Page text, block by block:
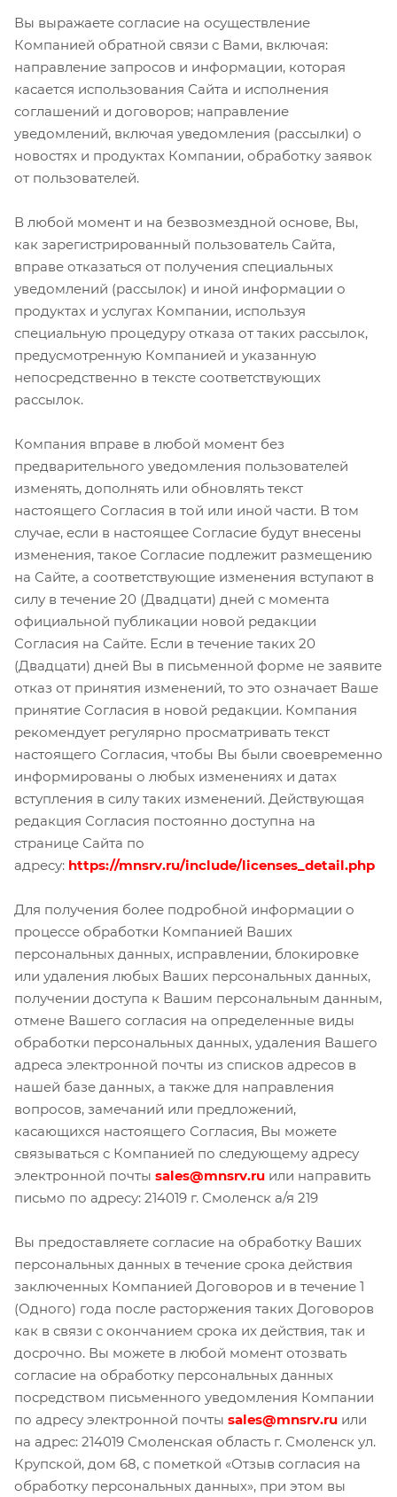
Вы выражаете согласие на осуществление
Компанией обратной связи с Вами, включая:
направление запросов и информации, которая
касается использования Сайта и исполнения
соглашений и договоров; направление
уведомлений, включая уведомления (рассылки) о
новостях и продуктах Компании, обработку заявок
от пользователей.
В любой момент и на безвозмездной основе, Вы,
как зарегистрированный пользователь Сайта,
вправе отказаться от получения специальных
уведомлений (рассылок) и иной информации о
продуктах и услугах Компании, используя
специальную процедуру отказа от таких рассылок,
предусмотренную Компанией и указанную
непосредственно в тексте соответствующих
рассылок.
Компания вправе в любой момент без
предварительного уведомления пользователей
изменять, дополнять или обновлять текст
настоящего Согласия в той или иной части. В том
случае, если в настоящее Согласие будут внесены
изменения, такое Согласие подлежит размещению
на Сайте, а соответствующие изменения вступают в
силу в течение 20 (Двадцати) дней с момента
официальной публикации новой редакции
Согласия на Сайте. Если в течение таких 20
(Двадцати) дней Вы в письменной форме не заявите
отказ от принятия изменений, то это означает Ваше
принятие Согласия в новой редакции. Компания
рекомендует регулярно просматривать текст
настоящего Согласия, чтобы Вы были своевременно
информированы о любых изменениях и датах
вступления в силу таких изменений. Действующая
редакция Согласия постоянно доступна на
странице Сайта по
адресу: https://mnsrv.ru/include/licenses_detail.php
Для получения более подробной информации о
процессе обработки Компанией Ваших
персональных данных, исправлении, блокировке
или удаления любых Ваших персональных данных,
получении доступа к Вашим персональным данным,
отмене Вашего согласия на определенные виды
обработки персональных данных, удаления Вашего
адреса электронной почты из списков адресов в
нашей базе данных, а также для направления
вопросов, замечаний или предложений,
касающихся настоящего Согласия, Вы можете
связываться с Компанией по следующему адресу
электронной почты sales@mnsrv.ru или направить
письмо по адресу: 214019 г. Смоленск а/я 219
Вы предоставляете согласие на обработку Ваших
персональных данных в течение срока действия
заключенных Компанией Договоров и в течение 1
(Одного) года после расторжения таких Договоров
как в связи с окончанием срока их действия, так и
досрочно. Вы можете в любой момент отозвать
согласие на обработку персональных данных
посредством письменного уведомления Компании
по адресу электронной почты sales@mnsrv.ru или
на адрес: 214019 Смоленская область г. Смоленск ул.
Крупской, дом 68, с пометкой «Отзыв согласия на
обработку персональных данных», при этом вы